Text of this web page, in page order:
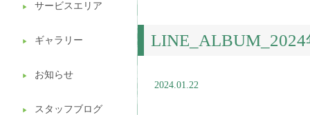
▶︎ サービスエリア
▶︎ ギャラリー
▶︎ お知らせ
▶︎ スタッフブログ
ギフト販売
造園ガーデニング
植木処分
2024.01.22